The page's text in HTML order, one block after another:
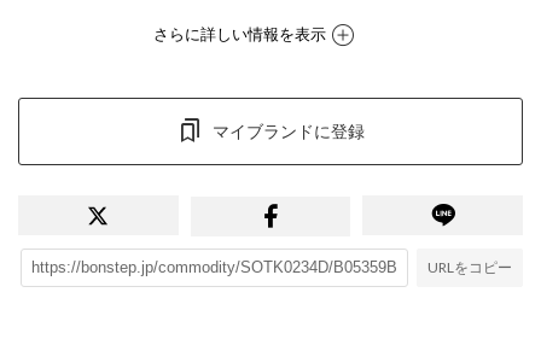
さらに詳しい情報を表示
マイブランドに登録
URLをコピー